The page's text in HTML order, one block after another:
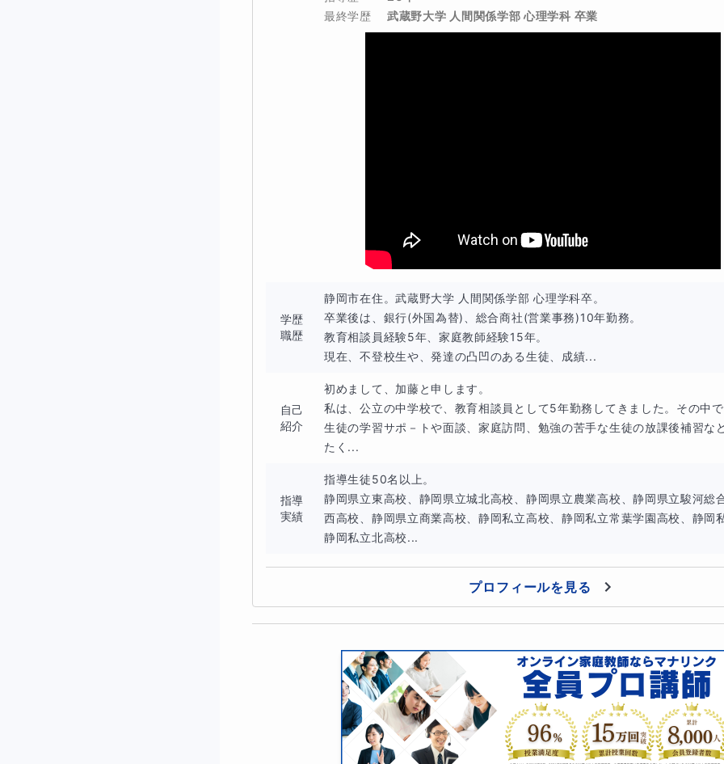
最終学歴
武蔵野大学 人間関係学部 心理学科 卒業
学歴
職歴
静岡市在住。武蔵野大学 人間関係学部 心理学科卒。
卒業後は、銀行(外国為替)、総合商社(営業事務)10年勤務。
教育相談員経験5年、家庭教師経験15年。
現在、不登校生や、発達の凸凹のある生徒、成績...
自己
紹介
初めまして、加藤と申します。
私は、公立の中学校で、教育相談員として5年勤務してきました。その中
生徒の学習サポ－トや面談、家庭訪問、勉強の苦手な生徒の放課後補習な
たく...
指導
実績
指導生徒50名以上。
静岡県立東高校、静岡県立城北高校、静岡県立農業高校、静岡県立駿河総
西高校、静岡県立商業高校、静岡私立高校、静岡私立常葉学園高校、静岡
静岡私立北高校...
プロフィールを見る